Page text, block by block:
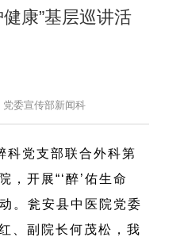
健康”基层巡讲活
党委宣传部新闻科
科党支部联合外科第
，开展“‘醉’佑生命
。瓮安县中医院党委
、副院长何茂松，我